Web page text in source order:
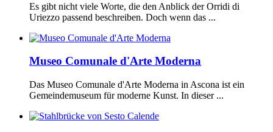
Es gibt nicht viele Worte, die den Anblick der Orridi di
Uriezzo passend beschreiben. Doch wenn das ...
Museo Comunale d'Arte Moderna
Das Museo Comunale d'Arte Moderna in Ascona ist ein
Gemeindemuseum für moderne Kunst. In dieser ...